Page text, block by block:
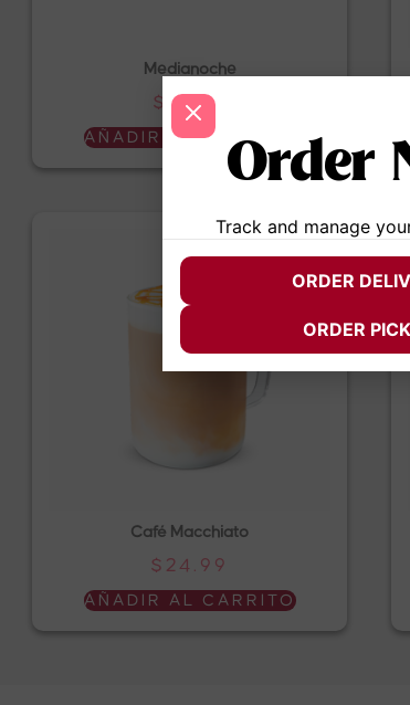
Medianoche
$ 17.00
AÑADIR AL CARRITO
Café Macchiato
$ 24.99
AÑADIR AL CARRITO
Order
Track and manage
ORDER
ORDER